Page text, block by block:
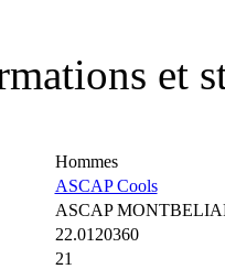
et
Hommes
ASCAP Cools
ASCAP
22.0120360
21